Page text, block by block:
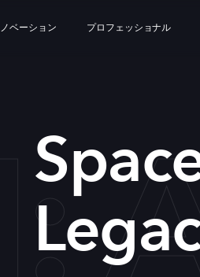
ベーション プロフェッショナル